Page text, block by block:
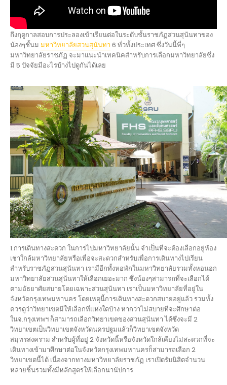
ถึงฤดูกาลสอบการประลองเข้าเรียนต่อในระดับชั้นราชภัฏสวนสุนันทาของ
น้องๆชั้นม มหาวิทยาลัยสวนสุนันทา 6 ทั่วทั้งประเทศ ซึ่งวันนี้พี่ๆ
มหาวิทยาลัยราชภัฏ จะมาแนะนำเทคนิคสำหรับการเลือกมหาวิทยาลัยซึ่ง
มี 5 ปัจจัยมีอะไรบ้างไปดูกันได้เลย
1.การเดินทางสะดวก ในการไปมหาวิทยาลัยนั้น จำเป็นที่จะต้องเลือกอยู่ห้อง
เช่าใกล้มหาวิทยาลัยหรือเพื่อจะสะดวกสำหรับเพื่อการเดินทางไปเรียน
สำหรับราชภัฏสวนสุนันทา เรามีอีกทั้งหอพักในมหาวิทยาลัยรวมทั้งหอนอก
มหาวิทยาลัยสวนสุนันทาให้เลือกเยอะมาก ซึ่งน้องๆสามารถที่จะเลือกได้
ตามอัธยาศัยสบายโดยเฉพาะสวนสุนันทา เราเป็นมหาวิทยาลัยที่อยู่ใน
จังหวัดกรุงเทพมหานคร โดยเหตุนี้การเดินทางสะดวกสบายอยู่แล้ว รวมทั้ง
ควรดูว่าวิทยาเขตมีให้เลือกที่แห่งใดบ้าง หากว่าไม่สบายที่จะศึกษาต่อ
ในจ.กรุงเทพฯ ก็สามารถเลือกวิทยาเขตของสวนสุนันทา ได้ซึ่งจะมี 2
วิทยาเขตเป็นวิทยาเขตจังหวัดนครปฐมแล้วก็วิทยาเขตจังหวัด
สมุทรสงคราม สำหรับผู้ที่อยู่ 2 จังหวัดนี้หรือจังหวัดใกล้เคียงไม่สะดวกที่จะ
เดินทางเข้ามาศึกษาต่อในจังหวัดกรุงเทพมหานครก็สามารถเลือก 2
วิทยาเขตนี้ได้ เนื่องจากทางมหาวิทยาลัยราชภัฏ เราเปิดรับนิสิตจำนวน
หลายชิ้นรวมทั้งมีหลักสูตรให้เลือกนานัปการ